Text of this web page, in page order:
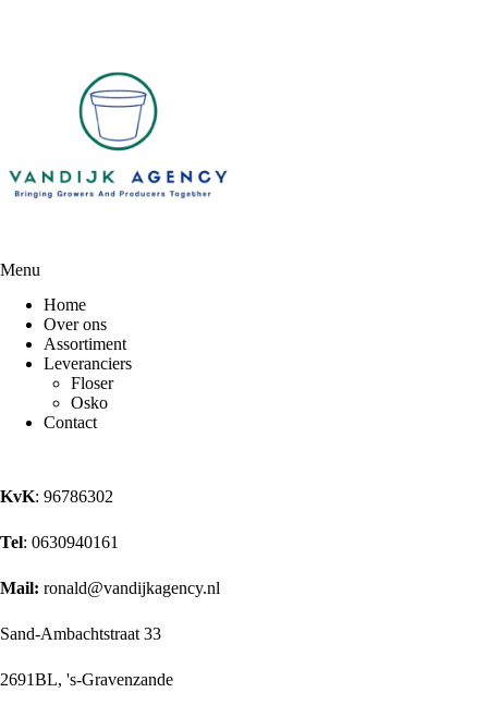
Menu
Home
Over ons
Assortiment
Leveranciers
Floser
Osko
Contact
KvK: 96786302
Tel: 0630940161
Mail: ronald@vandijkagency.nl
Sand-Ambachtstraat 33
2691BL, 's-Gravenzande